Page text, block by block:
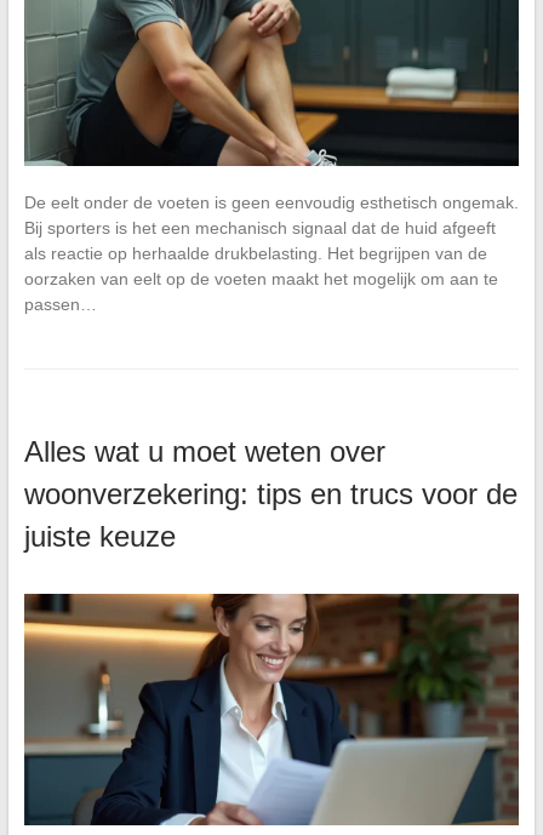
De eelt onder de voeten is geen eenvoudig esthetisch ongemak.
Bij sporters is het een mechanisch signaal dat de huid afgeeft
als reactie op herhaalde drukbelasting. Het begrijpen van de
oorzaken van eelt op de voeten maakt het mogelijk om aan te
passen…
Alles wat u moet weten over
woonverzekering: tips en trucs voor de
juiste keuze